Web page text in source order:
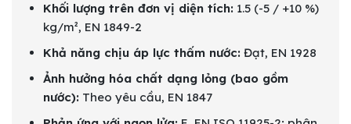
Khối lượng trên đơn vị diện tích: 1.5 (-5 / +10 %)
kg/m², EN 1849-2
Khả năng chịu áp lực thấm nước: Đạt, EN 1928
Ảnh hưởng hóa chất dạng lỏng (bao gồm
nước): Theo yêu cầu, EN 1847